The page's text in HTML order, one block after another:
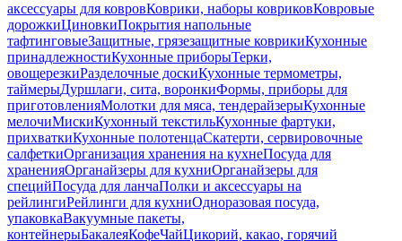
аксессуары для ковровКоврики, наборы ковриковКовровые
дорожкиЦиновкиПокрытия напольные
тафтинговыеЗащитные, грязезащитные коврикиКухонные
принадлежностиКухонные приборыТерки,
овощерезкиРазделочные доскиКухонные термометры,
таймерыДуршлаги, сита, воронкиФормы, приборы для
приготовленияМолотки для мяса, тендерайзерыКухонные
мелочиМискиКухонный текстильКухонные фартуки,
прихваткиКухонные полотенцаСкатерти, сервировочные
салфеткиОрганизация хранения на кухнеПосуда для
храненияОрганайзеры для кухниОрганайзеры для
специйПосуда для ланчаПолки и аксессуары на
рейлингиРейлинги для кухниОдноразовая посуда,
упаковкаВакуумные пакеты,
контейнерыБакалеяКофеЧайЦикорий, какао, горячий